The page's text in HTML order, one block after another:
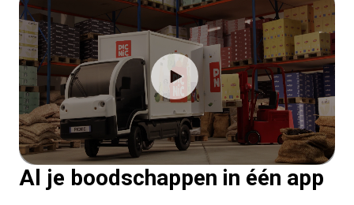
Al je boodschappen in één app